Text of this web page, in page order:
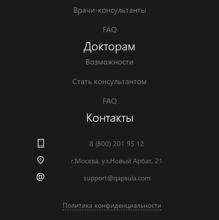
Врачи-консультанты
FAQ
Докторам
Возможности
Стать консультантом
FAQ
Контакты
8 (800) 201 95 12
г.Москва, ул.Новый Арбат, 21
support@qapsula.com
Политика конфиденциальности